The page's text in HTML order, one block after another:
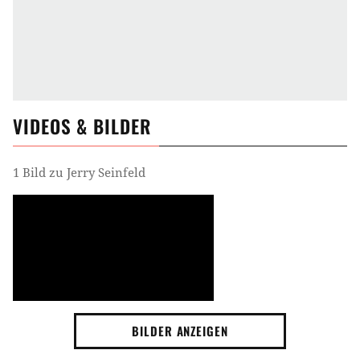
VIDEOS & BILDER
1 Bild zu Jerry Seinfeld
BILDER ANZEIGEN